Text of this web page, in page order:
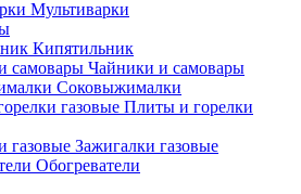
Мультиварки
Кипятильник
Чайники и самовары
Соковыжималки
Плиты и горелки
Зажигалки газовые
Обогреватели